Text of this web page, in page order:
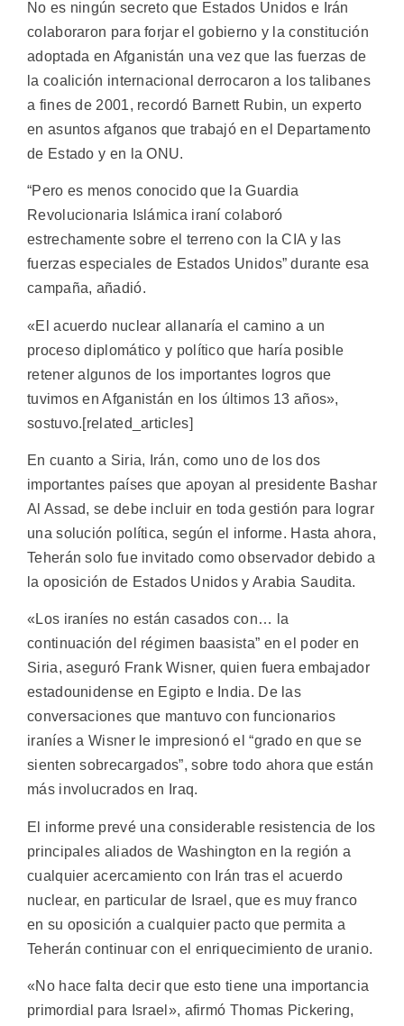
No es ningún secreto que Estados Unidos e Irán
colaboraron para forjar el gobierno y la constitución
adoptada en Afganistán una vez que las fuerzas de
la coalición internacional derrocaron a los talibanes
a fines de 2001, recordó Barnett Rubin, un experto
en asuntos afganos que trabajó en el Departamento
de Estado y en la ONU.
“Pero es menos conocido que la Guardia
Revolucionaria Islámica iraní colaboró
estrechamente sobre el terreno con la CIA y las
fuerzas especiales de Estados Unidos” durante esa
campaña, añadió.
«El acuerdo nuclear allanaría el camino a un
proceso diplomático y político que haría posible
retener algunos de los importantes logros que
tuvimos en Afganistán en los últimos 13 años»,
sostuvo.[related_articles]
En cuanto a Siria, Irán, como uno de los dos
importantes países que apoyan al presidente Bashar
Al Assad, se debe incluir en toda gestión para lograr
una solución política, según el informe. Hasta ahora,
Teherán solo fue invitado como observador debido a
la oposición de Estados Unidos y Arabia Saudita.
«Los iraníes no están casados ​​con… la
continuación del régimen baasista” en el poder en
Siria, aseguró Frank Wisner, quien fuera embajador
estadounidense en Egipto e India. De las
conversaciones que mantuvo con funcionarios
iraníes a Wisner le impresionó el “grado en que se
sienten sobrecargados”, sobre todo ahora que están
más involucrados en Iraq.
El informe prevé una considerable resistencia de los
principales aliados de Washington en la región a
cualquier acercamiento con Irán tras el acuerdo
nuclear, en particular de Israel, que es muy franco
en su oposición a cualquier pacto que permita a
Teherán continuar con el enriquecimiento de uranio.
«No hace falta decir que esto tiene una importancia
primordial para Israel», afirmó Thomas Pickering,